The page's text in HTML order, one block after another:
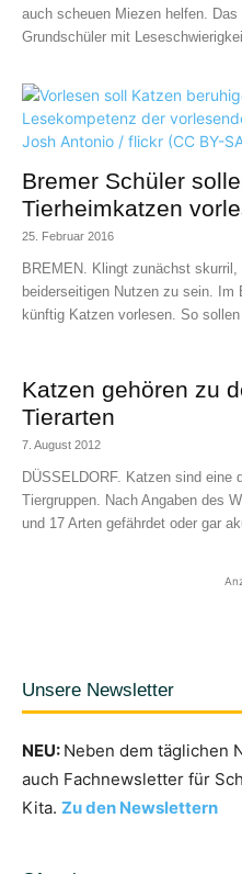
auch scheuen Miezen helfen.
Grundschüler mit
Bremer Schüler
Tierheimkatzen
25. Februar 2016
BREMEN. Klingt zunächst
beiderseitigen Nutzen zu sein. Im
künftig Katzen vorlesen. So
Katzen gehören zu
Tierarten
7. August 2012
DÜSSELDORF. Katzen sind eine
Tiergruppen. Nach Angaben des
und 17 Arten gefährdet oder gar
Unsere Newsletter
NEU: Neben dem täglichen
auch Fachnewsletter für
Kita. Zu den Newslettern